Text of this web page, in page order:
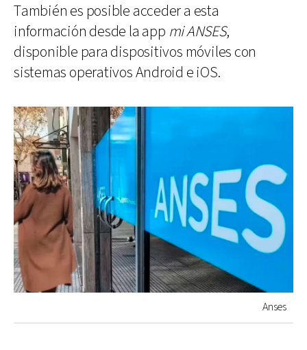
También es posible acceder a esta
información desde la app mi ANSES,
disponible para dispositivos móviles con
sistemas operativos Android e iOS.
Anses